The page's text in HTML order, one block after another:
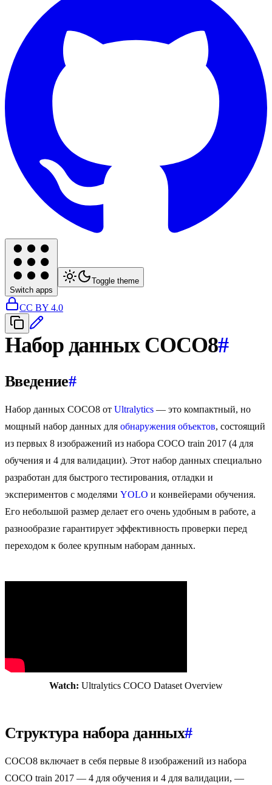
Switch apps
Toggle theme
CC BY 4.0
Набор данных COCO8#
Введение#
Набор данных COCO8 от Ultralytics — это компактный, но
мощный набор данных для обнаружения объектов, состоящий
из первых 8 изображений из набора COCO train 2017 (4 для
обучения и 4 для валидации). Этот набор данных специально
разработан для быстрого тестирования, отладки и
экспериментов с моделями YOLO и конвейерами обучения.
Его небольшой размер делает его очень удобным в работе, а
разнообразие гарантирует эффективность проверки перед
переходом к более крупным наборам данных.
Watch: Ultralytics COCO Dataset Overview
Структура набора данных#
COCO8 включает в себя первые 8 изображений из набора
COCO train 2017 — 4 для обучения и 4 для валидации, —